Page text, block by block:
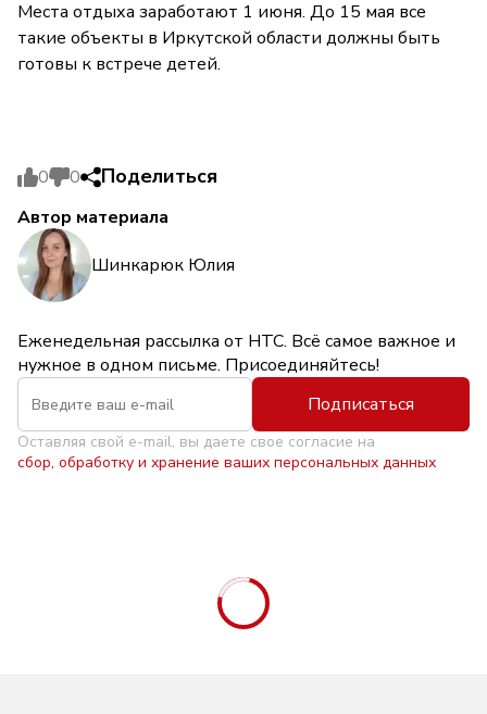
Места отдыха заработают 1 июня. До 15 мая все
такие объекты в Иркутской области должны быть
готовы к встрече детей.
0 0 Поделиться
Автор материала
Шинкарюк Юлия
Еженедельная рассылка от НТС. Всё самое важное и
нужное в одном письме. Присоединяйтесь!
Подписаться
Оставляя свой e-mail, вы даете свое согласие на
сбор, обработку и хранение ваших персональных данных